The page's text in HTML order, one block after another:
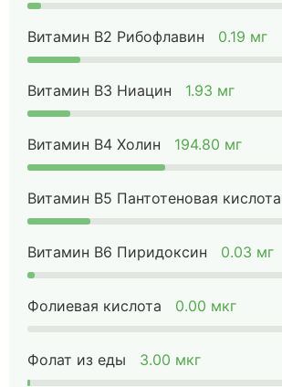
Витамин B2 Рибофлавин 0.19 мг
Витамин B3 Ниацин 1.93 мг
Витамин B4 Холин 194.80 мг
Витамин B5 Пантотеновая кислота
Витамин B6 Пиридоксин 0.03 мг
Фолиевая кислота 0.00 мкг
Фолат из еды 3.00 мкг